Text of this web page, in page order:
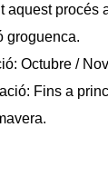
aquest procés
groguenca.
Octubre /
Fins a